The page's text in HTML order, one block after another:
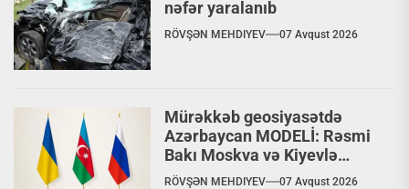
nəfər yaralanıb
RÖVŞƏN MEHDIYEV 07 Avqust 2026
Mürəkkəb geosiyasətdə
Azərbaycan MODELİ: Rəsmi
Bakı Moskva və Kiyevlə
paralel dialoq aparır
RÖVŞƏN MEHDIYEV 07 Avqust 2026